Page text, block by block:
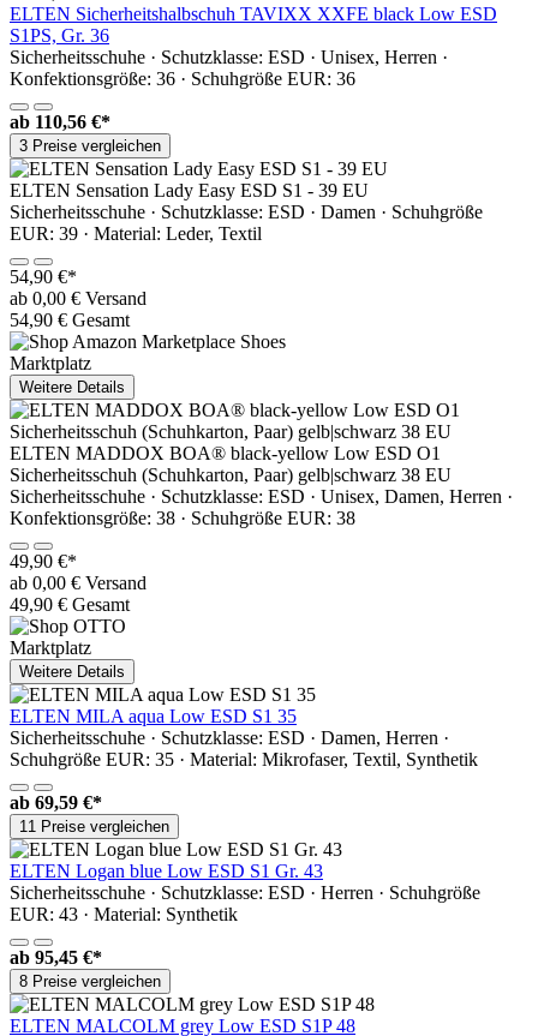
ELTEN Sicherheitshalbschuh TAVIXX XXFE black Low ESD
S1PS, Gr. 36
Sicherheitsschuhe · Schutzklasse: ESD · Unisex, Herren ·
Konfektionsgröße: 36 · Schuhgröße EUR: 36
ab 110,56 €*
3 Preise vergleichen
ELTEN Sensation Lady Easy ESD S1 - 39 EU
Sicherheitsschuhe · Schutzklasse: ESD · Damen · Schuhgröße
EUR: 39 · Material: Leder, Textil
54,90 €*
ab 0,00 € Versand
54,90 € Gesamt
Marktplatz
Weitere Details
ELTEN MADDOX BOA® black-yellow Low ESD O1
Sicherheitsschuh (Schuhkarton, Paar) gelb|schwarz 38 EU
Sicherheitsschuhe · Schutzklasse: ESD · Unisex, Damen, Herren ·
Konfektionsgröße: 38 · Schuhgröße EUR: 38
49,90 €*
ab 0,00 € Versand
49,90 € Gesamt
Marktplatz
Weitere Details
ELTEN MILA aqua Low ESD S1 35
Sicherheitsschuhe · Schutzklasse: ESD · Damen, Herren ·
Schuhgröße EUR: 35 · Material: Mikrofaser, Textil, Synthetik
ab 69,59 €*
11 Preise vergleichen
ELTEN Logan blue Low ESD S1 Gr. 43
Sicherheitsschuhe · Schutzklasse: ESD · Herren · Schuhgröße
EUR: 43 · Material: Synthetik
ab 95,45 €*
8 Preise vergleichen
ELTEN MALCOLM grey Low ESD S1P 48